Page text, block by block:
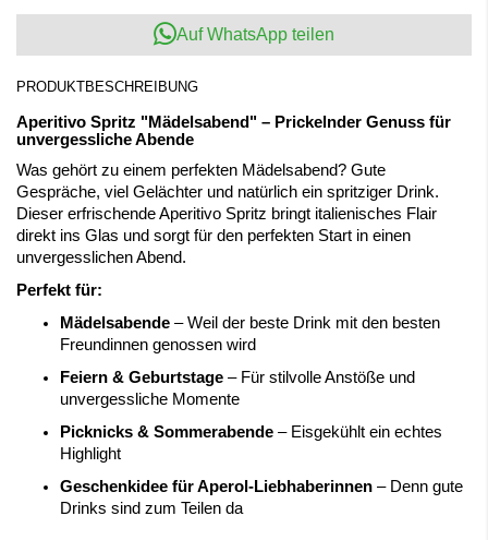
Auf WhatsApp teilen
PRODUKTBESCHREIBUNG
Aperitivo Spritz "Mädelsabend" – Prickelnder Genuss für
unvergessliche Abende
Was gehört zu einem perfekten Mädelsabend? Gute
Gespräche, viel Gelächter und natürlich ein spritziger Drink.
Dieser erfrischende Aperitivo Spritz bringt italienisches Flair
direkt ins Glas und sorgt für den perfekten Start in einen
unvergesslichen Abend.
Perfekt für:
Mädelsabende – Weil der beste Drink mit den besten
Freundinnen genossen wird
Feiern & Geburtstage – Für stilvolle Anstöße und
unvergessliche Momente
Picknicks & Sommerabende – Eisgekühlt ein echtes
Highlight
Geschenkidee für Aperol-Liebhaberinnen – Denn gute
Drinks sind zum Teilen da